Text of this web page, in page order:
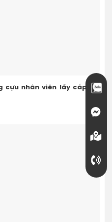
cựu nhân viên lấy cắp tài